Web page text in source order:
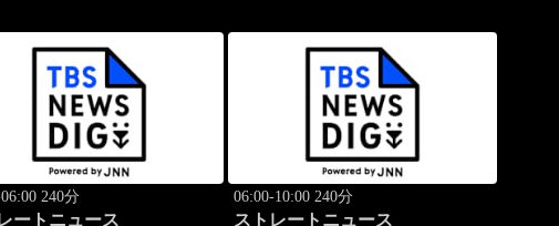
240分
ートニュース
06:00-10:00 240分
ストレートニュース